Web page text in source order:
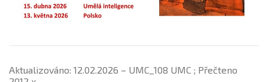
Aktualizováno: 12.02.2026 – UMC_108 UMC ; Přečteno